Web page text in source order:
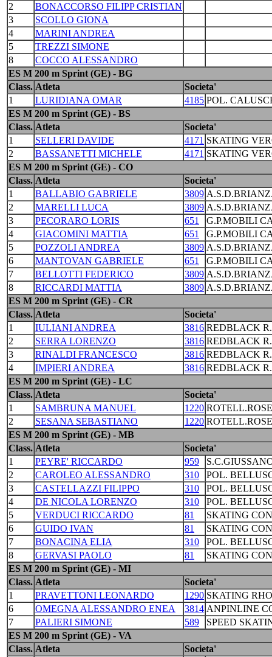
2
BONACCORSO FILIPP CRISTIAN
3
SCOLLO GIONA
4
MARINI ANDREA
5
TREZZI SIMONE
8
COCCO ALESSANDRO
ES M 200 m Sprint (GE) - BG
Class. Atleta
Societa'
1
LURIDIANA OMAR 4185 POL.
ES M 200 m Sprint (GE) - BS
Class. Atleta
Societa'
1
SELLERI DAVIDE 4171 SKATING
2
BASSANETTI MICHELE 4171 SKATING
ES M 200 m Sprint (GE) - CO
Class. Atleta
Societa'
1
BALLABIO GABRIELE 3809
2
MARELLI LUCA 3809
3
PECORARO LORIS 651
G.P.MOBILI
4
GIACOMINI MATTIA 651
G.P.MOBILI
5
POZZOLI ANDREA 3809
6
MANTOVAN GABRIELE 651
G.P.MOBILI
7
BELLOTTI FEDERICO 3809
8
RICCARDI MATTIA 3809
ES M 200 m Sprint (GE) - CR
Class. Atleta
Societa'
1
IULIANI ANDREA 3816 REDBLACK
2
SERRA LORENZO 3816 REDBLACK
3
RINALDI FRANCESCO 3816 REDBLACK
4
IMPIERI ANDREA 3816 REDBLACK
ES M 200 m Sprint (GE) - LC
Class. Atleta
Societa'
1
SAMBRUNA MANUEL 1220
2
SESANA SEBASTIANO 1220
ES M 200 m Sprint (GE) - MB
Class. Atleta
Societa'
1
PEYRE' RICCARDO 959
2
CAROLEO ALESSANDRO 310
POL.
3
CASTELLAZZI FILIPPO 310
POL.
4
DE NICOLA LORENZO 310
POL.
5
VERDUCI RICCARDO 81
SKATING
6
GUIDO IVAN 81
SKATING
7
BONACINA ELIA 310
POL.
8
GERVASI PAOLO 81
SKATING
ES M 200 m Sprint (GE) - MI
Class. Atleta
Societa'
1
PRAVETTONI LEONARDO 1290 SKATING RHO
6
OMEGNA ALESSANDRO ENEA 3814 ANPINLINE
7
PALIERI SIMONE 589
SPEED
ES M 200 m Sprint (GE) - VA
Class. Atleta
Societa'